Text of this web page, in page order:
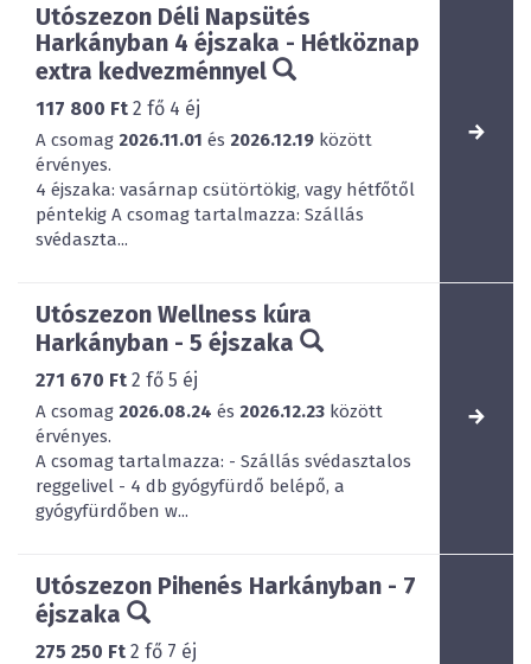
Utószezon Déli Napsütés
Harkányban 4 éjszaka - Hétköznap
extra kedvezménnyel
117 800 Ft 2 fő 4 éj
A csomag 2026.11.01 és 2026.12.19 között
érvényes.
4 éjszaka: vasárnap csütörtökig, vagy hétfőtől
péntekig A csomag tartalmazza: Szállás
svédaszta...
Utószezon Wellness kúra
Harkányban - 5 éjszaka
271 670 Ft 2 fő 5 éj
A csomag 2026.08.24 és 2026.12.23 között
érvényes.
A csomag tartalmazza: - Szállás svédasztalos
reggelivel - 4 db gyógyfürdő belépő, a
gyógyfürdőben w...
Utószezon Pihenés Harkányban - 7
éjszaka
275 250 Ft 2 fő 7 éj